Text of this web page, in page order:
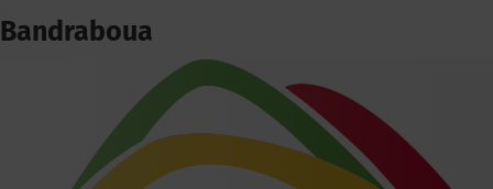
Bandraboua